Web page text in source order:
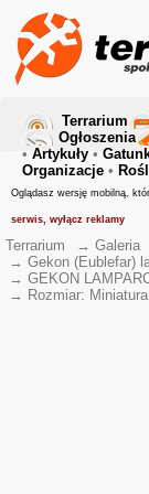
Terrarium
Ogłoszenia
• Artykuły •
Organizacje •
Oglądasz wersję mobilną,
serwis, wyłącz reklamy
Terrarium → Galeria
→ Gekon (Eublefar)
→ GEKON
→ Rozmiar: Miniatura